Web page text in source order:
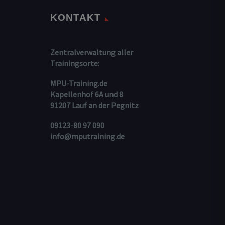
KONTAKT
Zentralverwaltung aller
Trainingsorte:
MPU-Training.de
Kapellenhof 6A und 8
91207 Lauf an der Pegnitz
09123-80 97 090
info@mputraining.de